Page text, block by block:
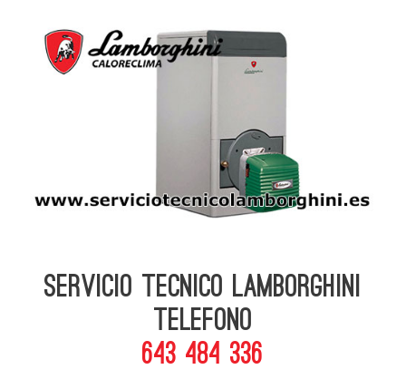
Servicio Tecnico Lamborghini
telefono
643 484 336